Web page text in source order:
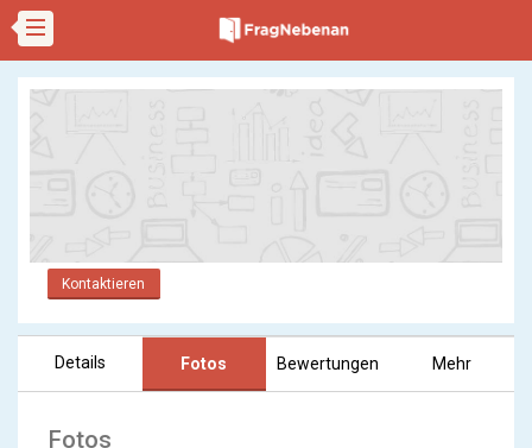
Kontaktieren
Details Fotos Bewertungen Mehr
Fotos